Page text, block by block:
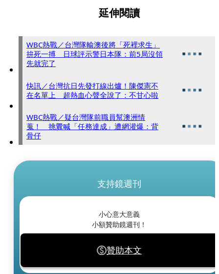
延伸閱讀
WBC熱戰／台灣隊輸澳後將「死裡求生」
拚死一搏 日球評示警日本隊：前5局沒領
先就完了
快訊／台灣抗日先發打線出爐！陳傑憲不
在名單上 超熱血心聲全說了：不甘心啦
WBC熱戰／疑台灣隊前職員幫澳洲情
蒐！ 挑釁喊「任務達成」遭網灌爆：背
骨仔
支持鏡週刊
小心意大意義
小額贊助鏡週刊！
贊助本文